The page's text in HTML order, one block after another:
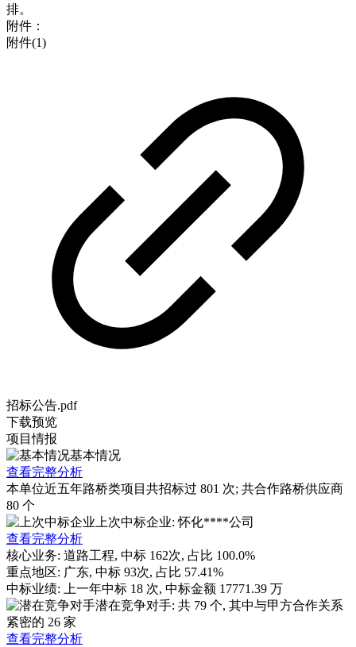
排。
附件：
附件(1)
招标公告.pdf
下载预览
项目情报
基本情况
查看完整分析
本单位近五年路桥类项目共招标过 801 次; 共合作路桥供应商
80 个
上次中标企业: 怀化****公司
查看完整分析
核心业务: 道路工程, 中标 162次, 占比 100.0%
重点地区: 广东, 中标 93次, 占比 57.41%
中标业绩:
上一年中标 18 次, 中标金额 17771.39 万
潜在竞争对手: 共 79 个, 其中与甲方合作关系
紧密的 26 家
查看完整分析